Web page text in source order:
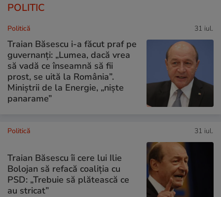
POLITIC
Politică 31 iul.
Traian Băsescu i-a făcut praf pe
guvernanți: „Lumea, dacă vrea
să vadă ce înseamnă să fii
prost, se uită la România”.
Miniștrii de la Energie, „niște
panarame”
Politică 31 iul.
Traian Băsescu îi cere lui Ilie
Bolojan să refacă coaliția cu
PSD: „Trebuie să plătească ce
au stricat”